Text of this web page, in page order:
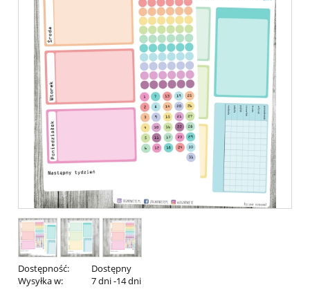
Dostępność:
Dostępny
Wysyłka w:
7 dni -14 dni